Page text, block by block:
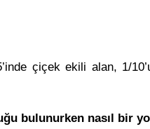
çiçek ekili alan, 1/
bulunurken nasıl bir